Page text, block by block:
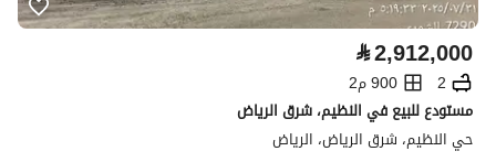
⃁2,912,000
2
900 م2
مستودع للبيع في النظيم، شرق الرياض
حي النظيم، شرق الرياض، الرياض